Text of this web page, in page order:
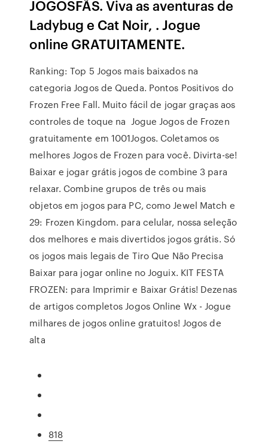
JOGOSFÃS. Viva as aventuras de
Ladybug e Cat Noir, . Jogue
online GRATUITAMENTE.
Ranking: Top 5 Jogos mais baixados na
categoria Jogos de Queda. Pontos Positivos do
Frozen Free Fall. Muito fácil de jogar graças aos
controles de toque na Jogue Jogos de Frozen
gratuitamente em 1001Jogos. Coletamos os
melhores Jogos de Frozen para você. Divirta-se!
Baixar e jogar grátis jogos de combine 3 para
relaxar. Combine grupos de três ou mais
objetos em jogos para PC, como Jewel Match e
29: Frozen Kingdom. para celular, nossa seleção
dos melhores e mais divertidos jogos grátis. Só
os jogos mais legais de Tiro Que Não Precisa
Baixar para jogar online no Joguix. KIT FESTA
FROZEN: para Imprimir e Baixar Grátis! Dezenas
de artigos completos Jogos Online Wx - Jogue
milhares de jogos online gratuitos! Jogos de
alta
818